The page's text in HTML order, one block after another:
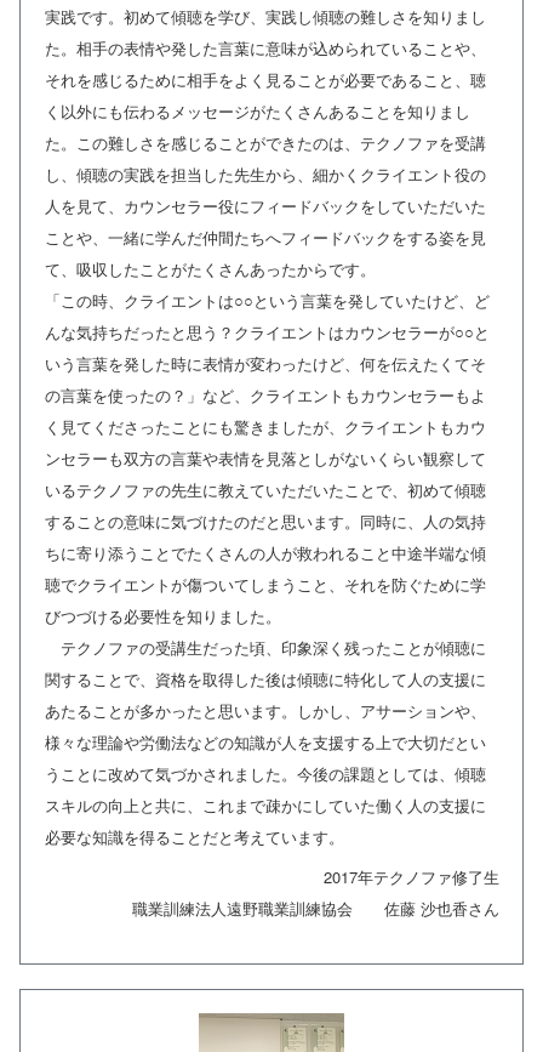
実践です。初めて傾聴を学び、実践し傾聴の難しさを知りまし
た。相手の表情や発した言葉に意味が込められていることや、
それを感じるために相手をよく見ることが必要であること、聴
く以外にも伝わるメッセージがたくさんあることを知りまし
た。この難しさを感じることができたのは、テクノファを受講
し、傾聴の実践を担当した先生から、細かくクライエント役の
人を見て、カウンセラー役にフィードバックをしていただいた
ことや、一緒に学んだ仲間たちへフィードバックをする姿を見
て、吸収したことがたくさんあったからです。
「この時、クライエントは○○という言葉を発していたけど、ど
んな気持ちだったと思う？クライエントはカウンセラーが○○と
いう言葉を発した時に表情が変わったけど、何を伝えたくてそ
の言葉を使ったの？」など、クライエントもカウンセラーもよ
く見てくださったことにも驚きましたが、クライエントもカウ
ンセラーも双方の言葉や表情を見落としがないくらい観察して
いるテクノファの先生に教えていただいたことで、初めて傾聴
することの意味に気づけたのだと思います。同時に、人の気持
ちに寄り添うことでたくさんの人が救われること中途半端な傾
聴でクライエントが傷ついてしまうこと、それを防ぐために学
びつづける必要性を知りました。
テクノファの受講生だった頃、印象深く残ったことが傾聴に
関することで、資格を取得した後は傾聴に特化して人の支援に
あたることが多かったと思います。しかし、アサーションや、
様々な理論や労働法などの知識が人を支援する上で大切だとい
うことに改めて気づかされました。今後の課題としては、傾聴
スキルの向上と共に、これまで疎かにしていた働く人の支援に
必要な知識を得ることだと考えています。
2017年テクノファ修了生
職業訓練法人遠野職業訓練協会 佐藤 沙也香さん